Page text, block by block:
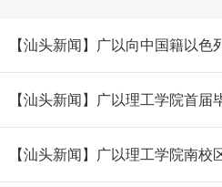
【汕头新闻】广以向中国籍以
【汕头新闻】广以理工学院首
【汕头新闻】广以理工学院南校